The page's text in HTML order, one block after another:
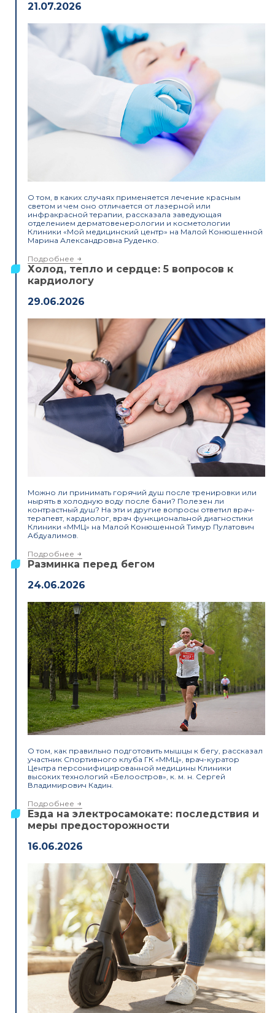
21.07.2026
О том, в каких случаях применяется лечение красным
светом и чем оно отличается от лазерной или
инфракрасной терапии, рассказала заведующая
отделением дерматовенерологии и косметологии
Клиники «Мой медицинский центр» на Малой Конюшенной
Марина Александровна Руденко.
Подробнее
Холод, тепло и сердце: 5 вопросов к
кардиологу
29.06.2026
Можно ли принимать горячий душ после тренировки или
нырять в холодную воду после бани? Полезен ли
контрастный душ? На эти и другие вопросы ответил врач-
терапевт, кардиолог, врач функциональной диагностики
Клиники «ММЦ» на Малой Конюшенной Тимур Пулатович
Абдуалимов.
Подробнее
Разминка перед бегом
24.06.2026
О том, как правильно подготовить мышцы к бегу, рассказал
участник Спортивного клуба ГК «ММЦ», врач-куратор
Центра персонифицированной медицины Клиники
высоких технологий «Белоостров», к. м. н. Сергей
Владимирович Кадин.
Подробнее
Езда на электросамокате: последствия и
меры предосторожности
16.06.2026